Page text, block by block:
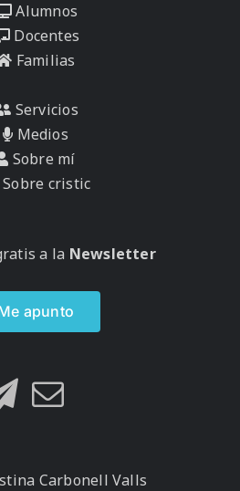
Alumnos
Docentes
Familias
Servicios
Medios
Sobre mí
cristic
a la Newsletter
apunto
Carbonell Valls